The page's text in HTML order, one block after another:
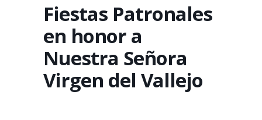
Fiestas Patronales
en honor a
Nuestra Señora
Virgen del Vallejo